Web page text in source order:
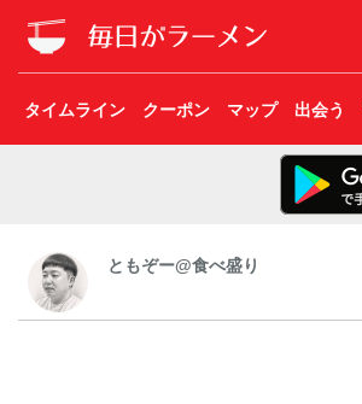
タイムライン クーポン マップ 出会う
ともぞー@食べ盛り